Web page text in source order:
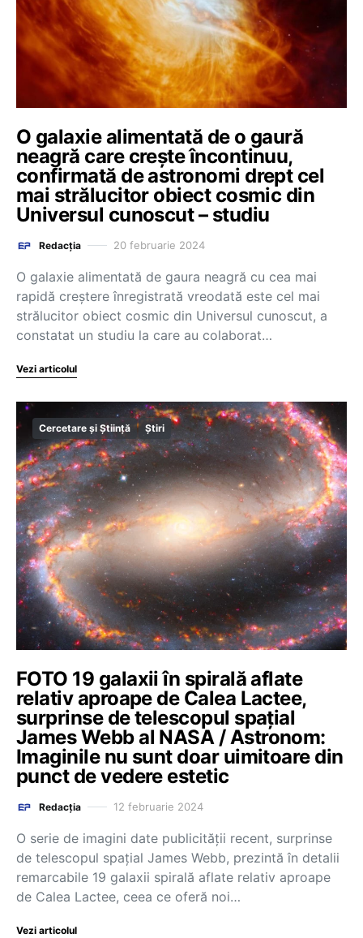
O galaxie alimentată de o gaură
neagră care crește încontinuu,
confirmată de astronomi drept cel
mai strălucitor obiect cosmic din
Universul cunoscut – studiu
Redacția 20 februarie 2024
O galaxie alimentată de gaura neagră cu cea mai
rapidă creştere înregistrată vreodată este cel mai
strălucitor obiect cosmic din Universul cunoscut, a
constatat un studiu la care au colaborat…
Vezi articolul
Cercetare și Știință Știri
FOTO 19 galaxii în spirală aflate
relativ aproape de Calea Lactee,
surprinse de telescopul spațial
James Webb al NASA / Astronom:
Imaginile nu sunt doar uimitoare din
punct de vedere estetic
Redacția 12 februarie 2024
O serie de imagini date publicităţii recent, surprinse
de telescopul spaţial James Webb, prezintă în detalii
remarcabile 19 galaxii spirală aflate relativ aproape
de Calea Lactee, ceea ce oferă noi…
Vezi articolul